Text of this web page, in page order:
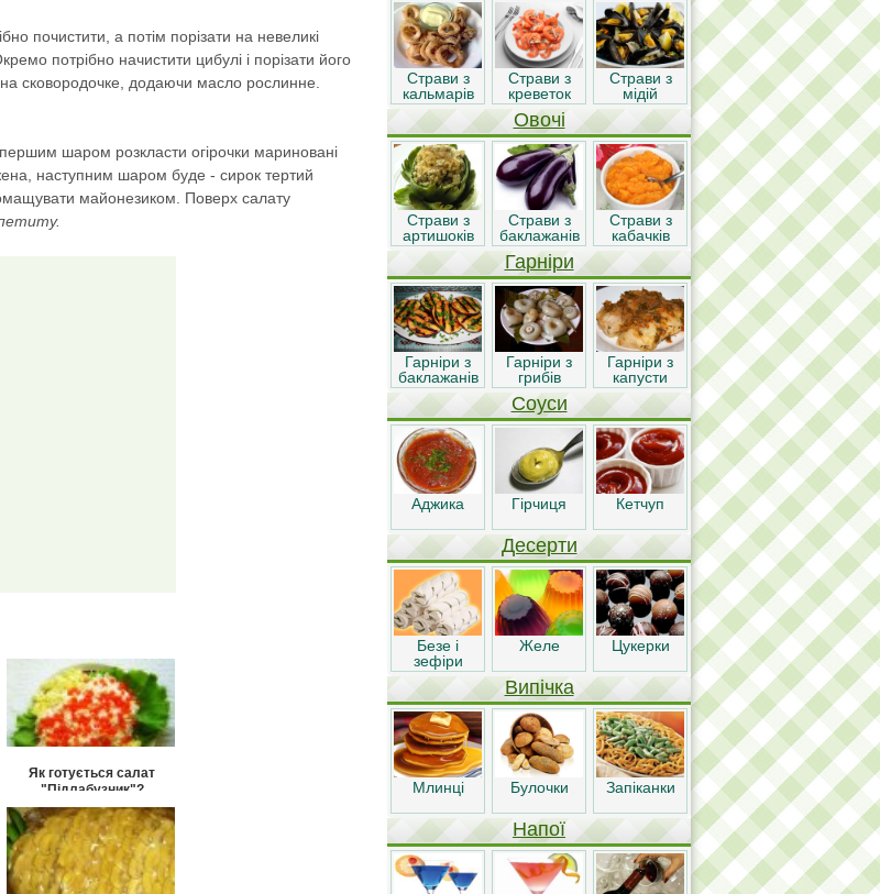
почистити, а потім порізати на невеликі
потрібно начистити цибулі і порізати його
сковородочке, додаючи масло рослинне.
шаром розкласти огірочки мариновані
наступним шаром буде - сирок тертий
майонезиком. Поверх салату
Як готується салат
"Підлабузник"?
Страви з
кальмарів
Страви з
креветок
Страви з
мідій
Овочі
Страви з
артишоків
Страви з
баклажанів
Страви з
кабачків
Гарніри
Гарніри з
баклажанів
Гарніри з
грибів
Гарніри з
капусти
Соуси
Аджика Гірчиця Кетчуп
Десерти
Безе і
зефіри
Желе Цукерки
Випічка
Млинці Булочки Запіканки
Напої